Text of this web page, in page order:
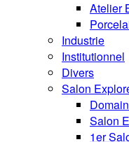
Atelier
Industrie
Institutionnel
Divers
Salon
Salon
1er